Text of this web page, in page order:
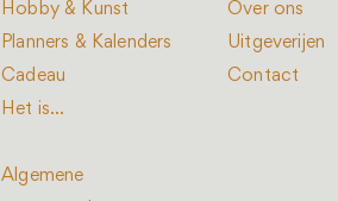
Hobby & Kunst
Planners & Kalenders
Cadeau
Het is...
Algemene
Over ons
Uitgeverijen
Contact